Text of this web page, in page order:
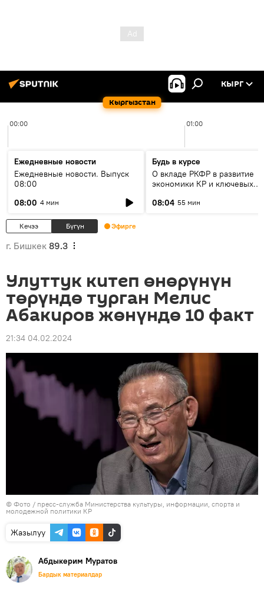
Кыргызстан
КЫРГ
00:00 01:00
Ежедневные новости
Ежедневные новости. Выпуск
08:00
08:00 4 мин
Будь в курсе
О вкладе РКФР в развитие
экономики КР и ключевых
08:04 55 мин
Кечээ Бүгүн Эфирге
г. Бишкек 89.3
Улуттук китеп өнөрүнүн
төрүндө турган Мелис
Абакиров жөнүндө 10 факт
21:34 04.02.2024
© Фото / пресс-служба Министерства культуры, информации, спорта и
молодежной политики КР
Жазылуу
Абдыкерим Муратов
Бардык материалдар